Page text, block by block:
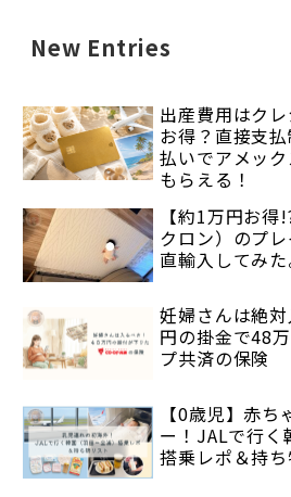
New Entries
出産費用はク
お得？直接支
払いでアメッ
もらえる！
【約1万円お得
クロン）のプ
直輸入してみた
妊婦さんは絶
円の掛金で48
プ共済の保険
【0歳児】赤
ー！JALで行く
搭乗レポ＆持